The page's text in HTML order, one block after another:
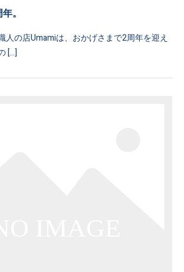
。
人の店Umamiは、おかげさまで2周年を迎え
[…]